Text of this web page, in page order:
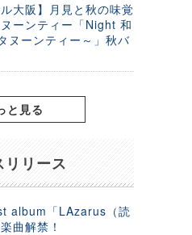
大阪】月見と秋の味覚
ーンティー「Night 和
ヌーンティー～」秋バ
と見る
リリース
album「LAzarus（読
曲解禁！